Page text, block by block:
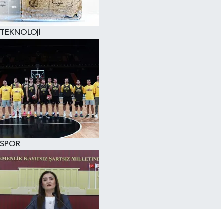
TEKNOLOJİ
SPOR